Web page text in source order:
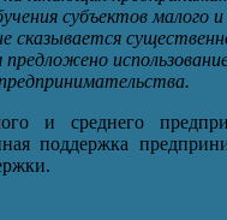
субъектов малого
сказывается
и среднего
поддержка